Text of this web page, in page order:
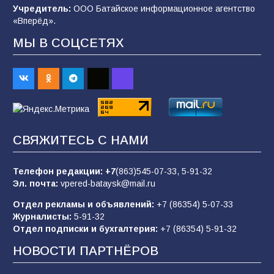
98 04.08.2026
«Пургу нести — не поля переходить»: почему
заявления о мобилизации — это
пропагандистский вброс
01.08.2026
Будет ли мобилизация в России в 2026 году
после выборов: в Госдуме дали ответ
83 06.08.2026
«Слухами Москву не возьмёшь»: почему
заявления Киева о мобилизации — это
отчаяние, а не разведка
81 02.08.2026
Учредитель: ООО Батайское информационное агентство
«Вперёд».
МЫ В СОЦСЕТЯХ
СВЯЖИТЕСЬ С НАМИ
Телефон редакции: +7(863)545-07-33, 5-91-32
Эл. почта: vpered-bataysk@mail.ru
Отдел рекламы и объявлений: +7 (86354) 5-07-33
Журналисты: 5-91-32
Отдел подписки и бухгалтерия: +7 (86354) 5-91-32
НОВОСТИ ПАРТНЁРОВ